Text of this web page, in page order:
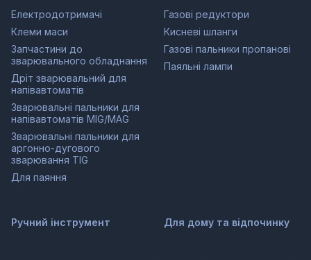
Електродотримачі
Клеми маси
Запчастини до
зварювального обладнання
Дріт зварювальний для
напівавтоматів
Зварювальні пальники для
напівавтоматів MIG/MAG
Зварювальні пальники для
аргонно-дугового
зварювання TIG
Для паяння
Газові редуктори
Кисневі шланги
Газові пальники пропанові
Паяльні лампи
Ручний інструмент Для дому та відпочинку